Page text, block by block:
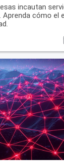
incautan
cómo el